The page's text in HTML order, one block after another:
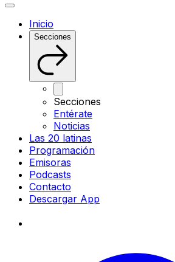
Inicio
Secciones
Secciones
Entérate
Noticias
Las 20 latinas
Programación
Emisoras
Podcasts
Contacto
Descargar App